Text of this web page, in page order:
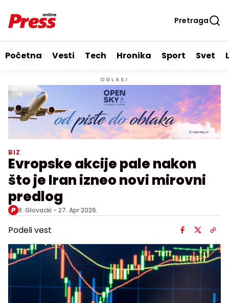
Pretraga
Početna Vesti Tech Hronika Sport Svet
OGLASI
BIZ
Evropske akcije pale nakon
što je Iran izneo novi mirovni
predlog
R. Glovacki - 27. Apr 2026.
Podeli vest